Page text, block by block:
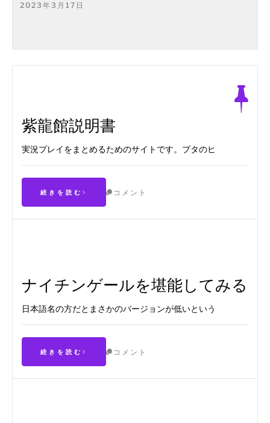
2023年3月17日
紫龍館説明書
実況プレイをまとめるためのサイトです。ブタのヒ
続きを読む コメント
ナイチンゲールを堪能してみる
日本語名の方だとまさかのバージョンが低いという
続きを読む コメント